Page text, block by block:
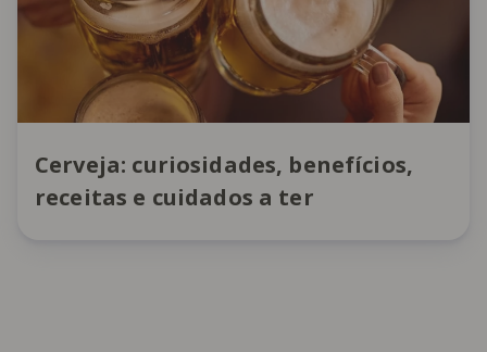
Cerveja: curiosidades, benefícios,
receitas e cuidados a ter